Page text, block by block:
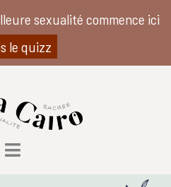
sexualité commence ici
le quizz